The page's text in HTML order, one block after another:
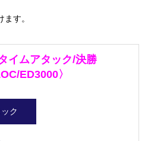
す。
イムアタック/決勝
ED3000〉
ク